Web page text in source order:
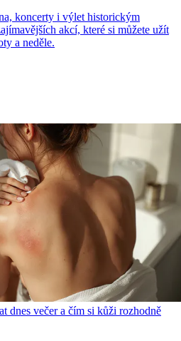
koncerty i výlet historickým
akcí, které si můžete užít
a neděle.
dnes večer a čím si kůži rozhodně